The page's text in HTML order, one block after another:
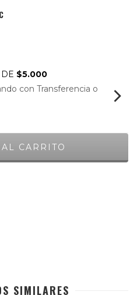
$5.000
con Transferencia o
SIMILARES